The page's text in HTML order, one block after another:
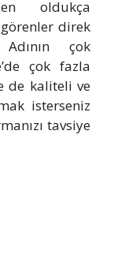
oldukça
direk
çok
çok fazla
de kaliteli ve
isterseniz
tavsiye